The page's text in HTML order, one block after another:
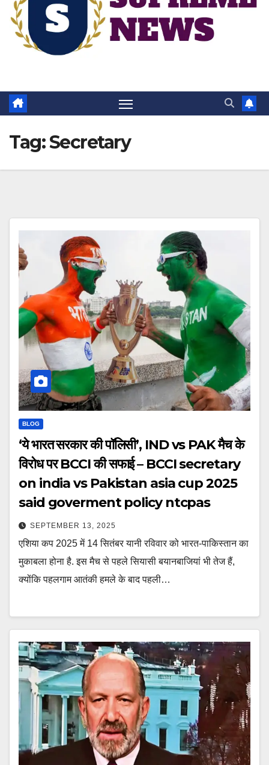
Tag:Secretary
BLOG
‘ये भारत सरकार की पॉलिसी’, IND vs PAK मैच के
विरोध पर BCCI की सफाई – BCCI secretary
on india vs Pakistan asia cup 2025
said goverment policy ntcpas
SEPTEMBER 13, 2025
एशिया कप 2025 में 14 सितंबर यानी रविवार को भारत-पाकिस्तान का
मुकाबला होना है. इस मैच से पहले सियासी बयानबाजियां भी तेज हैं,
क्योंकि पहलगाम आतंकी हमले के बाद पहली…